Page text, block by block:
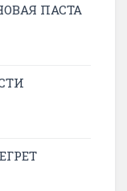
ПАСТА